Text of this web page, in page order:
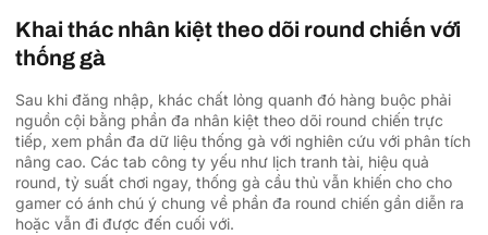
Khai thác nhân kiệt theo dõi round chiến với
thống gà
Sau khi đăng nhập, khác chất lỏng quanh đó hàng buộc phải
nguồn cội bằng phần đa nhân kiệt theo dõi round chiến trực
tiếp, xem phần đa dữ liệu thống gà với nghiên cứu với phân tích
nâng cao. Các tab công ty yếu như lịch tranh tài, hiệu quả
round, tỷ suất chơi ngay, thống gà cầu thủ vẫn khiến cho cho
gamer có ánh chú ý chung về phần đa round chiến gần diễn ra
hoặc vẫn đi được đến cuối với.